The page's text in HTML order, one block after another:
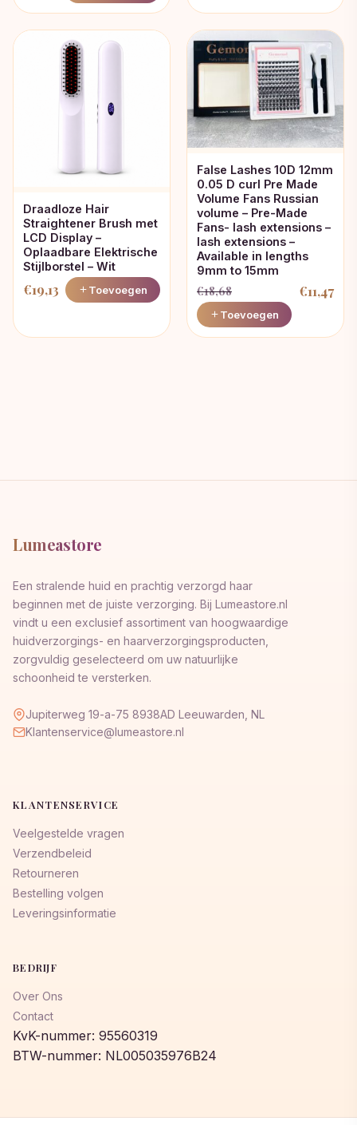
Draadloze Hair
Straightener Brush met
LCD Display –
Oplaadbare Elektrische
Stijlborstel – Wit
€19,13 Toevoegen
False Lashes 10D 12mm
0.05 D curl Pre Made
Volume Fans Russian
volume – Pre-Made
Fans- lash extensions –
lash extensions –
Available in lengths
9mm to 15mm
€18,68
Oorspronkelijke
prijs
€11,47
Huidige
prijs
Toevoegen
Lumeastore
Een stralende huid en prachtig verzorgd haar
beginnen met de juiste verzorging. Bij Lumeastore.nl
vindt u een exclusief assortiment van hoogwaardige
huidverzorgings- en haarverzorgingsproducten,
zorgvuldig geselecteerd om uw natuurlijke
schoonheid te versterken.
Jupiterweg 19-a-75 8938AD Leeuwarden, NL
Klantenservice@lumeastore.nl
KLANTENSERVICE
Veelgestelde vragen
Verzendbeleid
Retourneren
Bestelling volgen
Leveringsinformatie
BEDRIJF
Over Ons
Contact
KvK-nummer: 95560319
BTW-nummer: NL005035976B24